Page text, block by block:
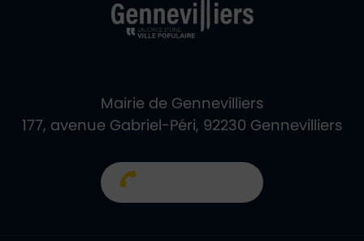
Mairie de Gennevilliers
177, avenue Gabriel-Péri, 92230 Gennevilliers